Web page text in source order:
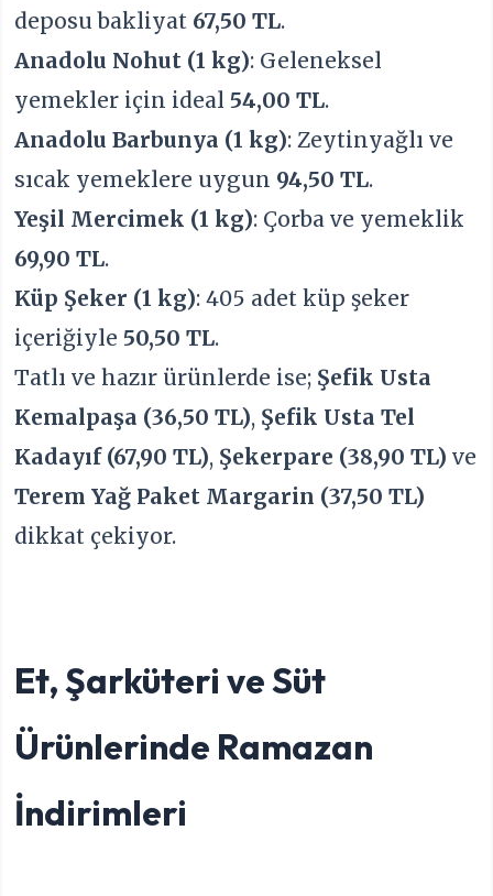
deposu bakliyat 67,50 TL.
Anadolu Nohut (1 kg): Geleneksel
yemekler için ideal 54,00 TL.
Anadolu Barbunya (1 kg): Zeytinyağlı ve
sıcak yemeklere uygun 94,50 TL.
Yeşil Mercimek (1 kg): Çorba ve yemeklik
69,90 TL.
Küp Şeker (1 kg): 405 adet küp şeker
içeriğiyle 50,50 TL.
Tatlı ve hazır ürünlerde ise; Şefik Usta
Kemalpaşa (36,50 TL), Şefik Usta Tel
Kadayıf (67,90 TL), Şekerpare (38,90 TL) ve
Terem Yağ Paket Margarin (37,50 TL)
dikkat çekiyor.
Et, Şarküteri ve Süt
Ürünlerinde Ramazan
İndirimleri